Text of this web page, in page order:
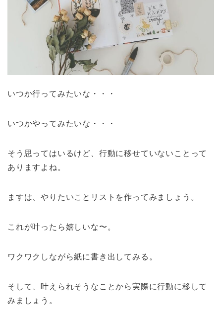
いつか行ってみたいな・・・
いつかやってみたいな・・・
そう思ってはいるけど、行動に移せていないことって
ありますよね。
ますは、やりたいことリストを作ってみましょう。
これが叶ったら嬉しいな〜。
ワクワクしながら紙に書き出してみる。
そして、叶えられそうなことから実際に行動に移して
みましょう。